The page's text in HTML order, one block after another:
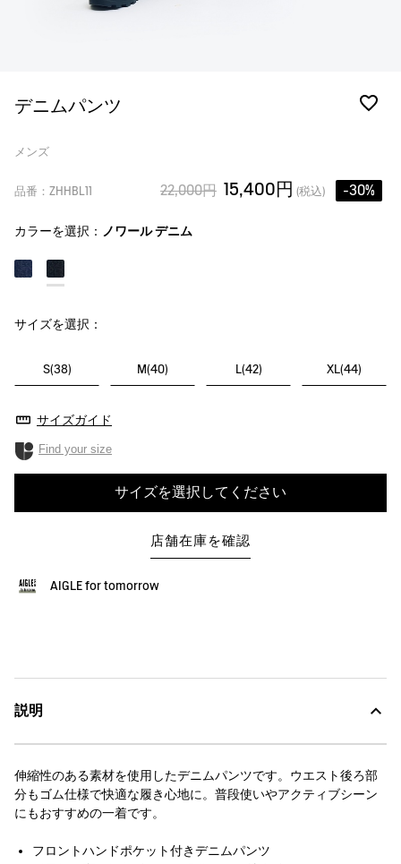
デニムパンツ
メンズ
品番：ZHHBL11 22,000円 15,400円 (税込) -30%
カラーを選択： ノワール デニム
サイズを選択：
S(38) M(40) L(42) XL(44)
サイズガイド
Find your size
サイズを選択してください
店舗在庫を確認
AIGLE for tomorrow
説明
伸縮性のある素材を使用したデニムパンツです。ウエスト後ろ部
分もゴム仕様で快適な履き心地に。普段使いやアクティブシーン
にもおすすめの一着です。
フロントハンドポケット付きデニムパンツ